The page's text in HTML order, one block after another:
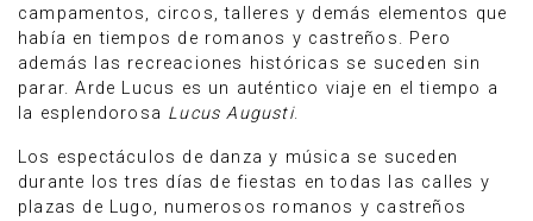
campamentos, circos, talleres y demás elementos que
había en tiempos de romanos y castreños. Pero
además las recreaciones históricas se suceden sin
parar. Arde Lucus es un auténtico viaje en el tiempo a
la esplendorosa Lucus Augusti.
Los espectáculos de danza y música se suceden
durante los tres días de fiestas en todas las calles y
plazas de Lugo, numerosos romanos y castreños